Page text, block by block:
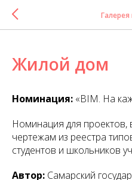
Жилой дом
Номинация: «BIM. На
Номинация для проектов,
чертежам из реестра
студентов и школьников
Автор: Самарский